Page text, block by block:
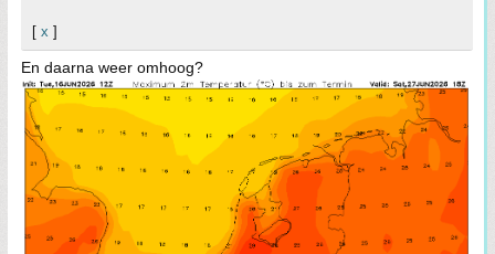
[ x ]
En daarna weer omhoog?